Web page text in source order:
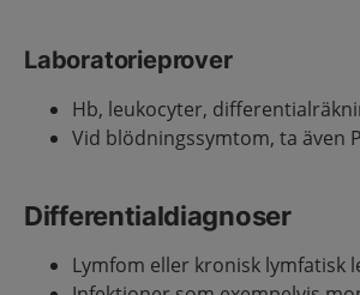
Laboratorieprover
Hb, leukocyter,
Vid blödningssymtom, ta även
Differentialdiagnoser
Lymfom eller kronisk lymfatisk